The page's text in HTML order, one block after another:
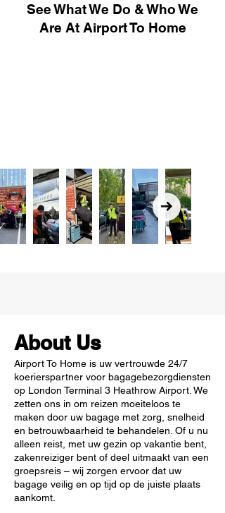
See What We Do & Who We
Are At Airport To Home
About Us
Airport To Home is uw vertrouwde 24/7
koerierspartner voor bagagebezorgdiensten
op London Terminal 3 Heathrow Airport. We
zetten ons in om reizen moeiteloos te
maken door uw bagage met zorg, snelheid
en betrouwbaarheid te behandelen. Of u nu
alleen reist, met uw gezin op vakantie bent,
zakenreiziger bent of deel uitmaakt van een
groepsreis – wij zorgen ervoor dat uw
bagage veilig en op tijd op de juiste plaats
aankomt.